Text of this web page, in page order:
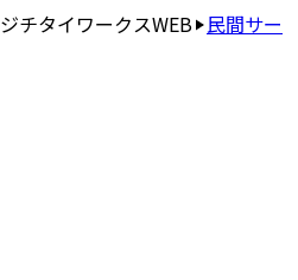
ジチタイワークスWEB 民間サー